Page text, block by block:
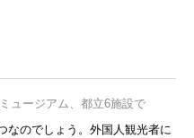
ュージアム、都立6施設で
なのでしょう。外国人観光者に